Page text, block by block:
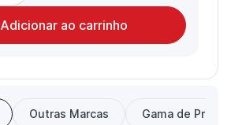
Adicionar ao carrinho
Outras Marcas Gama de Preço